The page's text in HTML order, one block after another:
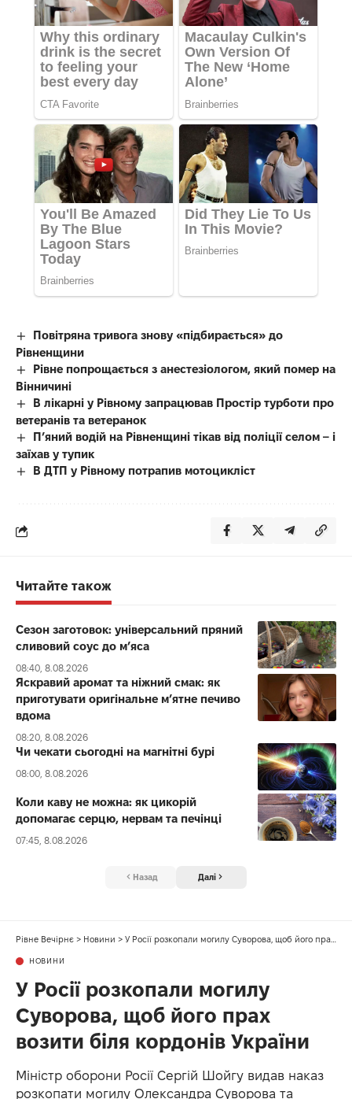
Повітряна тривога знову «підбирається» до
Рівненщини
Рівне попрощається з анестезіологом, який помер на
Вінничині
В лікарні у Рівному запрацював Простір турботи про
ветеранів та ветеранок
П’яний водій на Рівненщині тікав від поліції селом – і
заїхав у тупик
В ДТП у Рівному потрапив мотоцикліст
Читайте також
Сезон заготовок: універсальний пряний
сливовий соус до мʼяса
08:40, 8.08.2026
Яскравий аромат та ніжний смак: як
приготувати оригінальне м’ятне печиво
вдома
08:20, 8.08.2026
Чи чекати сьогодні на магнітні бурі
08:00, 8.08.2026
Коли каву не можна: як цикорій
допомагає серцю, нервам та печінці
07:45, 8.08.2026
Назад Далі
Рівне Вечірнє > Новини > У Росії розкопали могилу Суворова, щоб його прах возити біля кордонів України
НОВИНИ
У Росії розкопали могилу
Суворова, щоб його прах
возити біля кордонів України
Міністр оборони Росії Сергій Шойгу видав наказ
розкопати могилу Олександра Суворова та